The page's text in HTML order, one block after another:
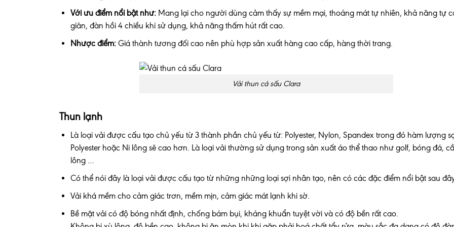
Với ưu điểm nổi bật như: Mang lại cho người dùng cảm thấy sự mềm mại, thoáng mát tự nhiên, khả năng tự
giãn, đàn hồi 4 chiều khi sử dụng, khả năng thấm hút rất cao.
Nhược điểm: Giá thành tương đối cao nên phù hợp sản xuất hàng cao cấp, hàng thời trang.
Vải thun cá sấu Clara
Thun lạnh
Là loại vải được cấu tạo chủ yếu từ 3 thành phần chủ yếu từ: Polyester, Nylon, Spandex trong đó hàm lượng
Polyester hoặc Ni lông sẽ cao hơn. Là loại vải thường sử dụng trong sản xuất áo thể thao như golf, bóng đá,
lông …
Có thể nói đây là loại vải được cấu tạo từ những những loại sợi nhân tạo, nên có các đặc điểm nổi bật sau
Vải khá mềm cho cảm giác trơn, mềm mịn, cảm giác mát lạnh khi sờ.
Bề mặt vải có độ bóng nhất định, chống bám bụi, kháng khuẩn tuyệt vời và có độ bền rất cao.